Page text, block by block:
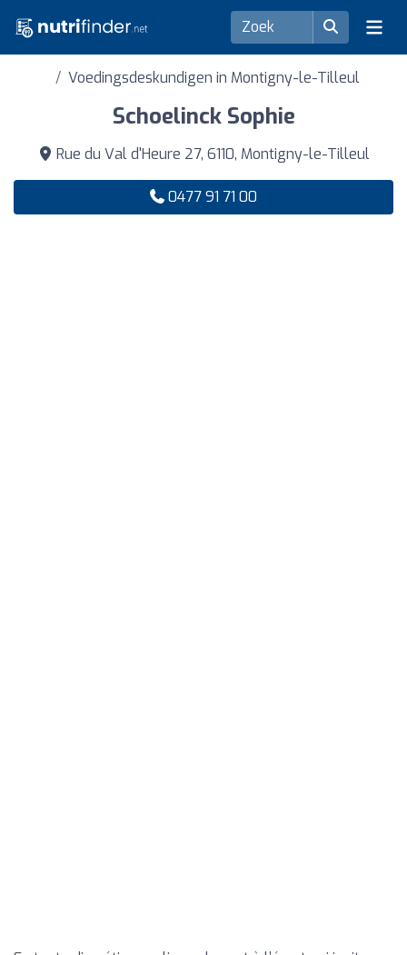
Voedingsdeskundigen in Montigny-le-Tilleul
Schoelinck Sophie
Rue du Val d'Heure 27, 6110, Montigny-le-Tilleul
0477 91 71 00